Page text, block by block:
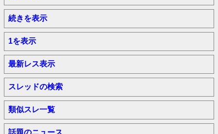
続きを表示
1を表示
最新レス表示
スレッドの検索
類似スレ一覧
話題のニュース